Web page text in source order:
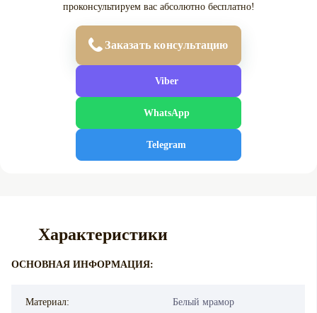
проконсультируем вас абсолютно бесплатно!
Заказать консультацию
Viber
WhatsApp
Telegram
Характеристики
ОСНОВНАЯ ИНФОРМАЦИЯ:
Материал: Белый мрамор